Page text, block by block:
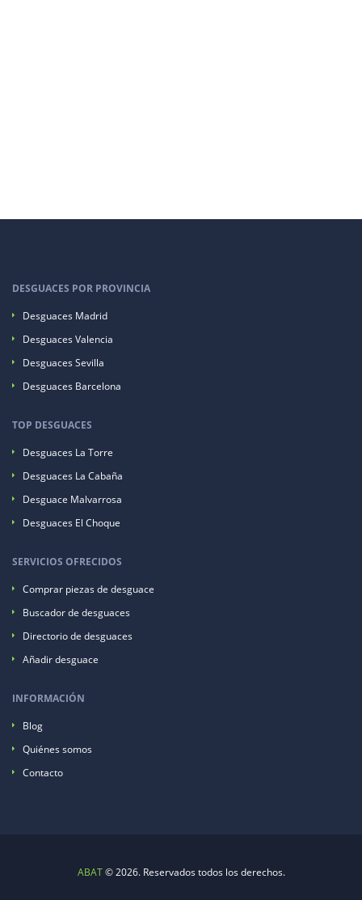
DESGUACES POR PROVINCIA
Desguaces Madrid
Desguaces Valencia
Desguaces Sevilla
Desguaces Barcelona
TOP DESGUACES
Desguaces La Torre
Desguaces La Cabaña
Desguace Malvarrosa
Desguaces El Choque
SERVICIOS OFRECIDOS
Comprar piezas de desguace
Buscador de desguaces
Directorio de desguaces
Añadir desguace
INFORMACIÓN
Blog
Quiénes somos
Contacto
ABAT© 2026. Reservados todos los derechos.